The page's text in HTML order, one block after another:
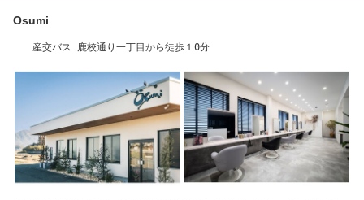
Osumi
産交バス 鹿校通り一丁目から徒歩１0分